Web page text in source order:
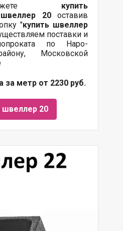
купить
швеллер 20оставив
"купить швеллер
поставки и
по Наро-
Московской
за метр от 2230 руб.
швеллер 20